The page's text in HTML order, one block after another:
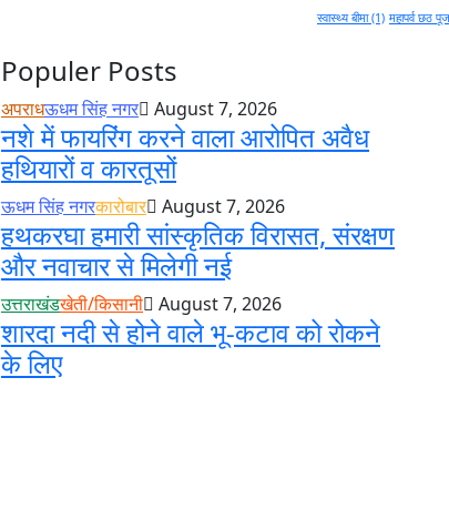
स्वास्थ्य बीमा(1) महापर्व छठ
Populer Posts
अपराधऊधम सिंह नगर August 7, 2026
नशे में फायरिंग करने वाला आरोपित अवैध
हथियारों व कारतूसों
ऊधम सिंह नगरकारोबार August 7, 2026
हथकरघा हमारी सांस्कृतिक विरासत, संरक्षण
और नवाचार से मिलेगी नई
उत्तराखंडखेती/किसानी August 7, 2026
शारदा नदी से होने वाले भू-कटाव को रोकने
के लिए